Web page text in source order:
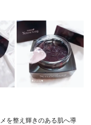
を整え輝きのある肌へ導